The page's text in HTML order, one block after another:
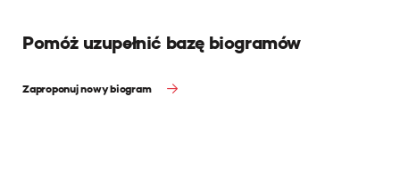
Pomóż uzupełnić bazę biogramów
Zaproponuj nowy biogram